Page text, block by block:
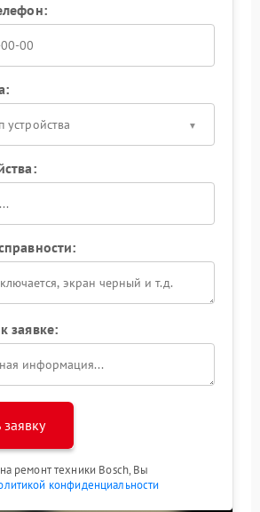
устройства
заявке:
ремонт техники Bosch, Вы
конфиденциальности